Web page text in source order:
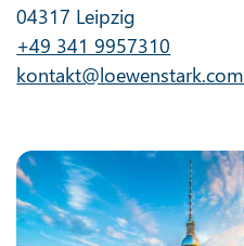
04317 Leipzig
+49 341 9957310
kontakt@loewenstark.com